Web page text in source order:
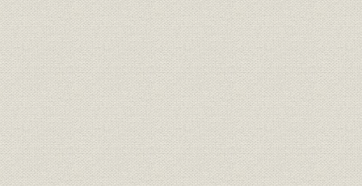
財務・業績 貸借対照表I
昭和16年
月30日
財務・業績 貸借対照表II
昭和25年
31日